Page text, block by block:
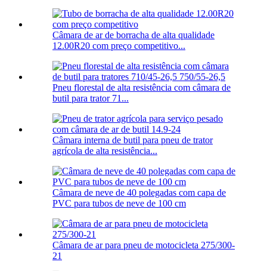
Câmara de ar de borracha de alta qualidade
12.00R20 com preço competitivo...
Pneu florestal de alta resistência com câmara de
butil para trator 71...
Câmara interna de butil para pneu de trator
agrícola de alta resistência...
Câmara de neve de 40 polegadas com capa de
PVC para tubos de neve de 100 cm
Câmara de ar para pneu de motocicleta 275/300-
21